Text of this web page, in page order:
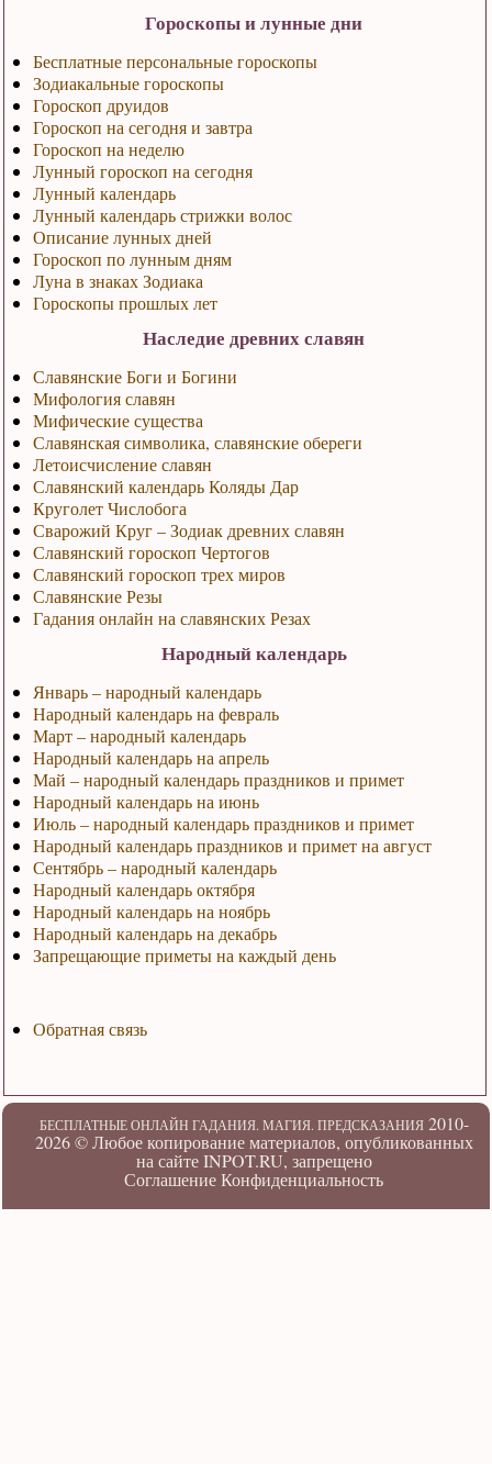
Гороскопы и лунные дни
Бесплатные персональные гороскопы
Зодиакальные гороскопы
Гороскоп друидов
Гороскоп на сегодня и завтра
Гороскоп на неделю
Лунный гороскоп на сегодня
Лунный календарь
Лунный календарь стрижки волос
Описание лунных дней
Гороскоп по лунным дням
Луна в знаках Зодиака
Гороскопы прошлых лет
Наследие древних славян
Славянские Боги и Богини
Мифология славян
Мифические существа
Славянская символика, славянские обереги
Летоисчисление славян
Славянский календарь Коляды Дар
Круголет Числобога
Сварожий Круг – Зодиак древних славян
Славянский гороскоп Чертогов
Славянский гороскоп трех миров
Славянские Резы
Гадания онлайн на славянских Резах
Народный календарь
Январь – народный календарь
Народный календарь на февраль
Март – народный календарь
Народный календарь на апрель
Май – народный календарь праздников и примет
Народный календарь на июнь
Июль – народный календарь праздников и примет
Народный календарь праздников и примет на август
Сентябрь – народный календарь
Народный календарь октября
Народный календарь на ноябрь
Народный календарь на декабрь
Запрещающие приметы на каждый день
Обратная связь
БЕСПЛАТНЫЕ ОНЛАЙН ГАДАНИЯ. МАГИЯ. ПРЕДСКАЗАНИЯ2010-
2026 ©Любое копирование материалов, опубликованных
на сайте INPOT.RU, запрещено
Соглашение Конфиденциальность